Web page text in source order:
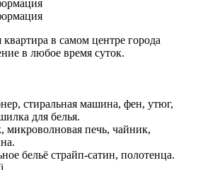
квартира в самом центре города
в любое время суток.
стиральная машина, фен, утюг,
для белья.
микроволновая печь, чайник,
бельё страйп-сатин, полотенца.